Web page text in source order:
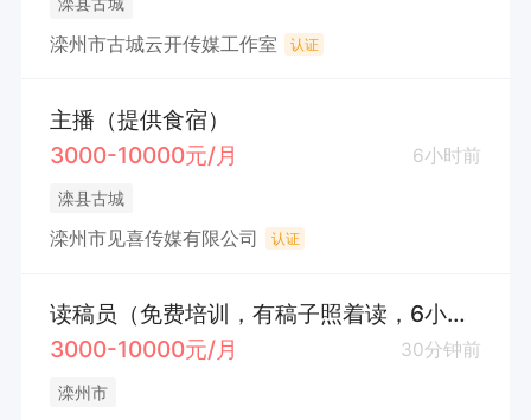
滦州市古城云开传媒工作室 认证
主播（提供食宿）
3000-10000元/月
6小时前
滦县古城
滦州市见喜传媒有限公司 认证
读稿员（免费培训，有稿子照着读，6小时工作制，请电话联系）
3000-10000元/月
30分钟前
滦州市